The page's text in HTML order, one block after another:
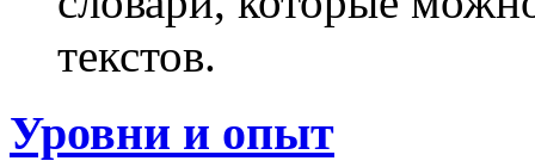
текстов.
Уровни и опыт